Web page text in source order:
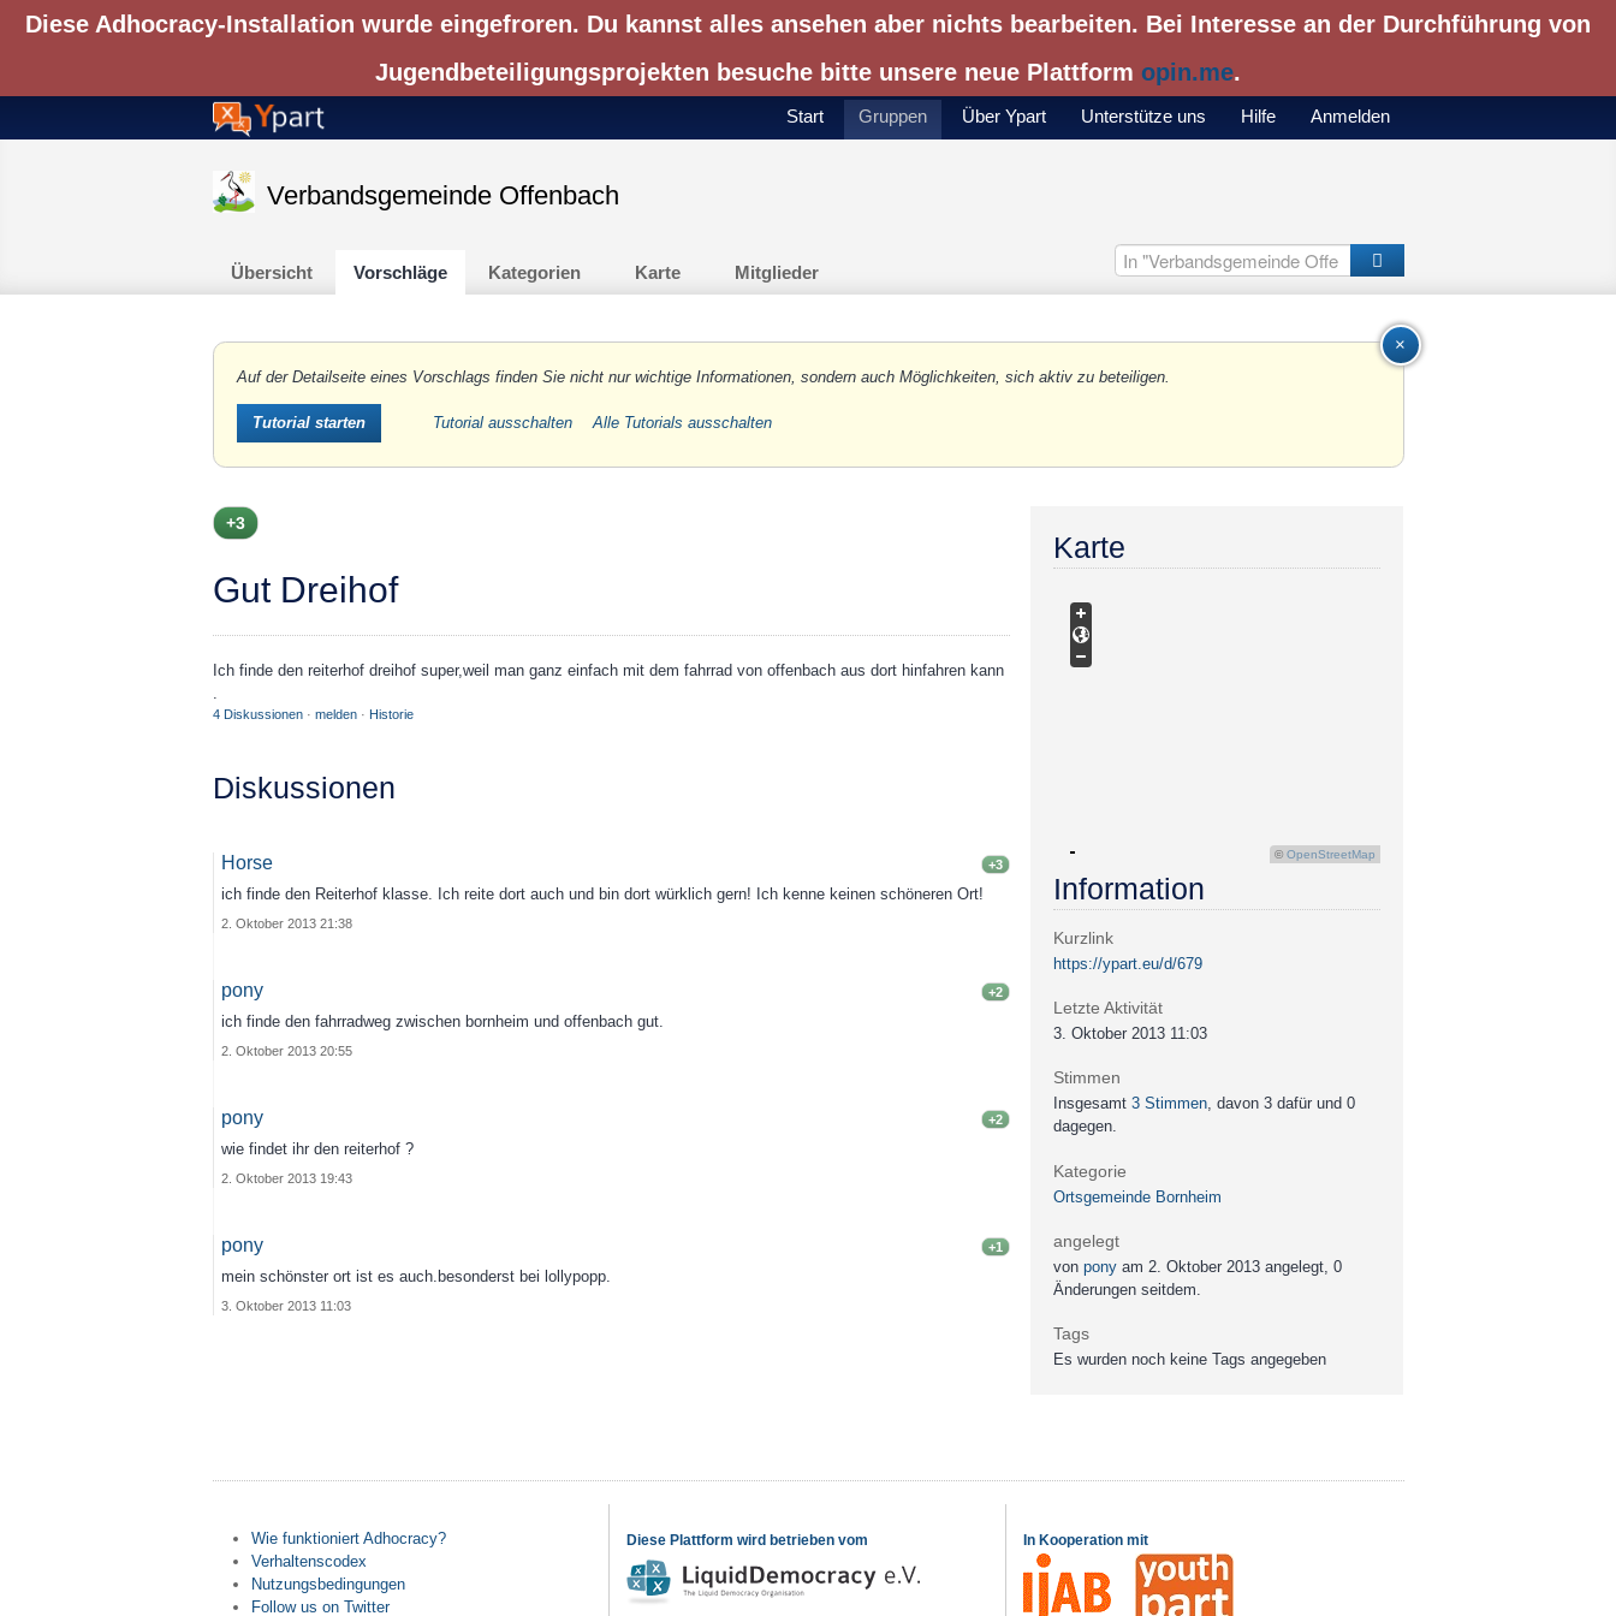
Diese Adhocracy-Installation wurde eingefroren. Du kannst alles ansehen aber nichts bearbeiten. Bei Interesse an der Durchführung von
Jugendbeteiligungsprojekten besuche bitte unsere neue Plattform opin.me.
Start Gruppen Über Ypart Unterstütze uns Hilfe Anmelden
Verbandsgemeinde Offenbach
Übersicht Vorschläge Kategorien Karte Mitglieder
close
Auf der Detailseite eines Vorschlags finden Sie nicht nur wichtige Informationen, sondern auch Möglichkeiten, sich aktiv zu beteiligen.
Tutorial starten Tutorial ausschalten Alle Tutorials ausschalten
+3
Gut Dreihof
Ich finde den reiterhof dreihof super,weil man ganz einfach mit dem fahrrad von offenbach aus dort hinfahren kann
.
4 Diskussionen· melden· Historie
Diskussionen
Horse +3
ich finde den Reiterhof klasse. Ich reite dort auch und bin dort würklich gern! Ich kenne keinen schöneren Ort!
2. Oktober 2013 21:38
pony +2
ich finde den fahrradweg zwischen bornheim und offenbach gut.
2. Oktober 2013 20:55
pony +2
wie findet ihr den reiterhof ?
2. Oktober 2013 19:43
pony +1
mein schönster ort ist es auch.besonderst bei lollypopp.
3. Oktober 2013 11:03
Karte
© OpenStreetMap
Information
Kurzlink
https://ypart.eu/d/679
Letzte Aktivität
3. Oktober 2013 11:03
Stimmen
Insgesamt3 Stimmen, davon 3 dafür und 0
dagegen.
Kategorie
Ortsgemeinde Bornheim
angelegt
vonpony am 2. Oktober 2013 angelegt, 0
Änderungen seitdem.
Tags
Es wurden noch keine Tags angegeben
Wie funktioniert Adhocracy?
Verhaltenscodex
Nutzungsbedingungen
Follow us on Twitter
Diese Plattform wird betrieben vom In Kooperation mit